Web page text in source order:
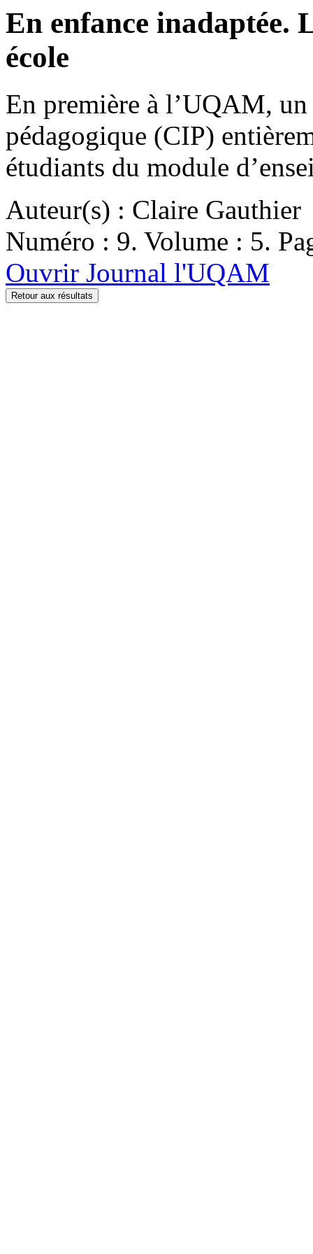
En enfance inadaptée.
école
En première à l’UQAM,
pédagogique (CIP)
étudiants du module
Auteur(s) : Claire Gauthier
Numéro : 9. Volume : 5.
Ouvrir Journal l'UQAM
Retour aux résultats